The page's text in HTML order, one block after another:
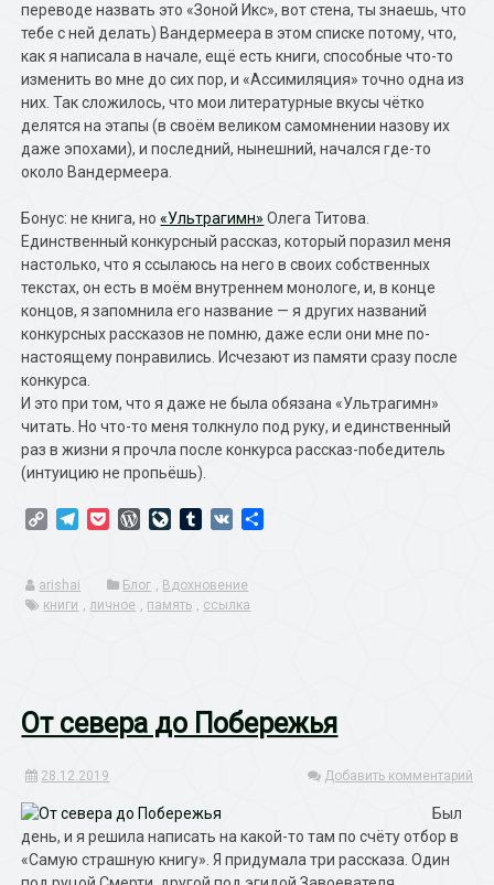
переводе назвать это «Зоной Икс», вот стена, ты знаешь, что
тебе с ней делать) Вандермеера в этом списке потому, что,
как я написала в начале, ещё есть книги, способные что-то
изменить во мне до сих пор, и «Ассимиляция» точно одна из
них. Так сложилось, что мои литературные вкусы чётко
делятся на этапы (в своём великом самомнении назову их
даже эпохами), и последний, нынешний, начался где-то
около Вандермеера.
Бонус: не книга, но«Ультрагимн» Олега Титова.
Единственный конкурсный рассказ, который поразил меня
настолько, что я ссылаюсь на него в своих собственных
текстах, он есть в моём внутреннем монологе, и, в конце
концов, я запомнила его название — я других названий
конкурсных рассказов не помню, даже если они мне по-
настоящему понравились. Исчезают из памяти сразу после
конкурса.
И это при том, что я даже не была обязана «Ультрагимн»
читать. Но что-то меня толкнуло под руку, и единственный
раз в жизни я прочла после конкурса рассказ-победитель
(интуицию не пропьёшь).
Copy TelegramPocketWordPress
LiveJournal
Tumblr
VK
arishai Блог , Вдохновение
книги ,личное , память , ссылка
От севера до Побережья
28.12.2019 Добавить комментарий
Был
день, и я решила написать на какой-то там по счёту отбор в
«Самую страшную книгу». Я придумала три рассказа. Один